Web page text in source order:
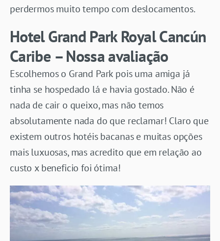
perdermos muito tempo com deslocamentos.
Hotel Grand Park Royal Cancún
Caribe – Nossa avaliação
Escolhemos o Grand Park pois uma amiga já
tinha se hospedado lá e havia gostado. Não é
nada de cair o queixo, mas não temos
absolutamente nada do que reclamar! Claro que
existem outros hotéis bacanas e muitas opções
mais luxuosas, mas acredito que em relação ao
custo x beneficio foi ótima!